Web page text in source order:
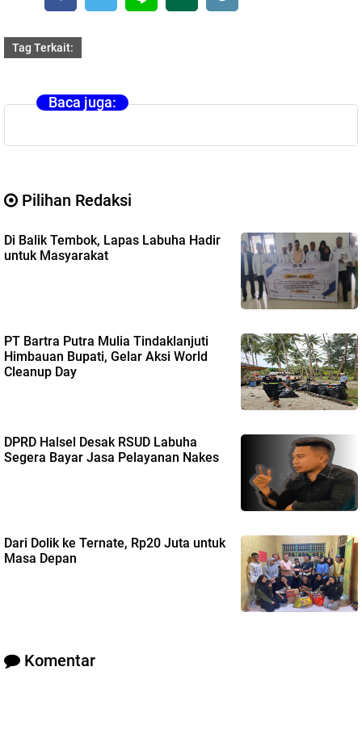
Tag Terkait:
Baca juga:
Pilihan Redaksi
Di Balik Tembok, Lapas Labuha Hadir
untuk Masyarakat
PT Bartra Putra Mulia Tindaklanjuti
Himbauan Bupati, Gelar Aksi World
Cleanup Day
DPRD Halsel Desak RSUD Labuha
Segera Bayar Jasa Pelayanan Nakes
Dari Dolik ke Ternate, Rp20 Juta untuk
Masa Depan
Komentar